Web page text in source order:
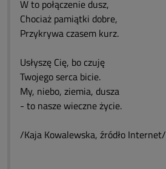
W to połączenie dusz,
Chociaż pamiątki dobre,
Przykrywa czasem kurz.
Usłyszę Cię, bo czuję
Twojego serca bicie.
My, niebo, ziemia, dusza
- to nasze wieczne życie.
/Kaja Kowalewska, źródło Internet/